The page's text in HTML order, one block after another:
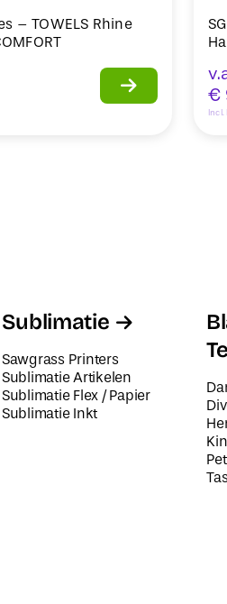
– TOWELS Rhine
€
Incl.
Sublimatie
Sawgrass Printers
Sublimatie Artikelen
Sublimatie Flex / Papier
Sublimatie Inkt